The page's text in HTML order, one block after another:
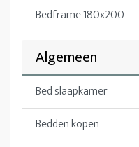
Bedframe 180x200
Algemeen
Bed slaapkamer
Bedden kopen